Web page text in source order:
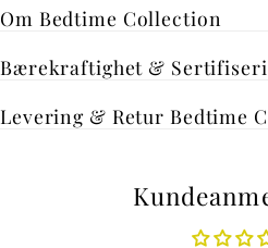
Om Bedtime Collection
Bærekraftighet &
Levering & Retur Bedtime